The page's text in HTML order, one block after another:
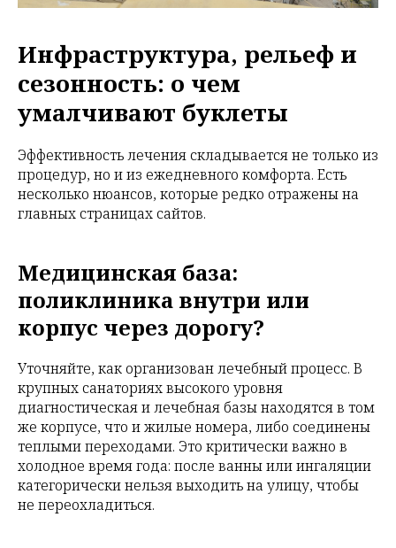
Инфраструктура, рельеф и
сезонность: о чем
умалчивают буклеты
Эффективность лечения складывается не только из
процедур, но и из ежедневного комфорта. Есть
несколько нюансов, которые редко отражены на
главных страницах сайтов.
Медицинская база:
поликлиника внутри или
корпус через дорогу?
Уточняйте, как организован лечебный процесс. В
крупных санаториях высокого уровня
диагностическая и лечебная базы находятся в том
же корпусе, что и жилые номера, либо соединены
теплыми переходами. Это критически важно в
холодное время года: после ванны или ингаляции
категорически нельзя выходить на улицу, чтобы
не переохладиться.